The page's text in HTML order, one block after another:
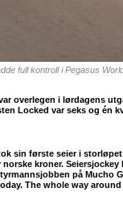
full kontroll i Pegasus
overlegen i lørdagens
Locked var seks og én
sin første seier i
kroner.
på Mucho
The whole way